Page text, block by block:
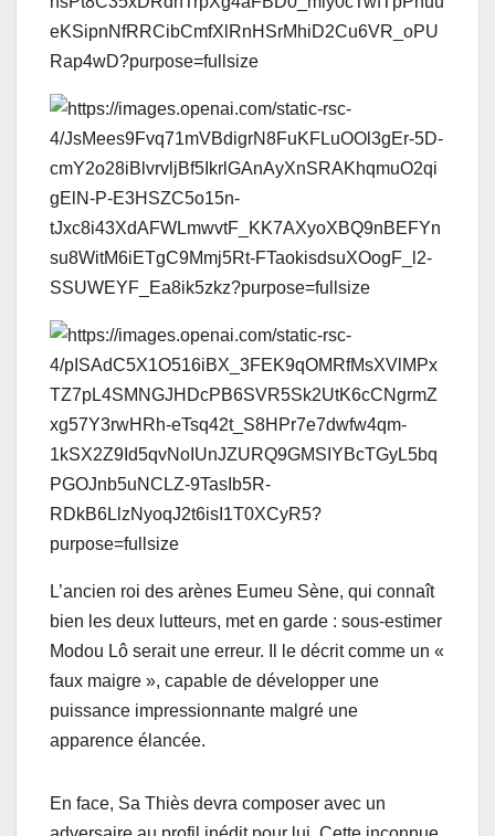
L’ancien roi des arènes Eumeu Sène, qui connaît
bien les deux lutteurs, met en garde : sous-estimer
Modou Lô serait une erreur. Il le décrit comme un «
faux maigre », capable de développer une
puissance impressionnante malgré une
apparence élancée.
En face, Sa Thiès devra composer avec un